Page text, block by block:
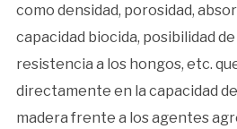
como densidad, porosidad,
capacidad biocida, posibilidad
resistencia a los hongos, etc.
directamente en la capacidad
madera frente a los agentes